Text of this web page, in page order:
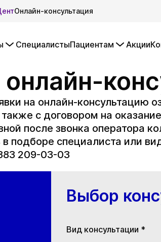
Онлайн-консультация
СпециалистыПациентам Акции
онлайн-
на онлайн-консультацию
также с договором на оказание
после звонка оператора
подборе специалиста или
209-03-03
Выбор
Вид консультации *